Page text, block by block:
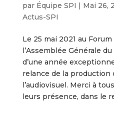
par Équipe SPI | Mai 26,
Actus-SPI
Le 25 mai 2021 au
l’Assemblée Générale
d’une année
relance de la production
l’audiovisuel. Merci à
leurs présence, dans le